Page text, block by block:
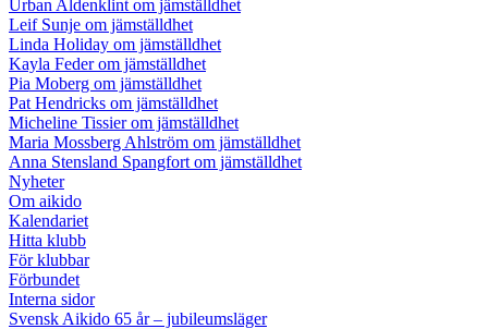
Urban Aldenklint om jämställdhet
Leif Sunje om jämställdhet
Linda Holiday om jämställdhet
Kayla Feder om jämställdhet
Pia Moberg om jämställdhet
Pat Hendricks om jämställdhet
Micheline Tissier om jämställdhet
Maria Mossberg Ahlström om jämställdhet
Anna Stensland Spangfort om jämställdhet
Nyheter
Om aikido
Kalendariet
Hitta klubb
För klubbar
Förbundet
Interna sidor
Svensk Aikido 65 år – jubileumsläger